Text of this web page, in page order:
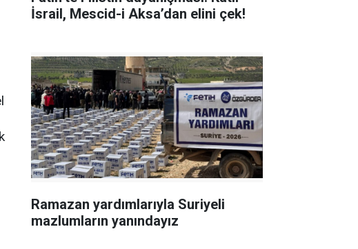
İsrail, Mescid-i Aksa’dan elini çek!
Ramazan yardımlarıyla Suriyeli
mazlumların yanındayız